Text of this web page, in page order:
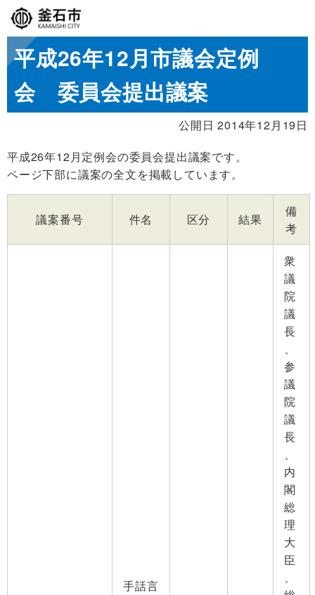
平成26年12月市議会定例
会 委員会提出議案
公開日 2014年12月19日
平成26年12月定例会の委員会提出議案です。
ページ下部に議案の全文を掲載しています。
議案番号 件名 区分 結果
備
考
手話言
衆
議
院
議
長
、
参
議
院
議
長
、
内
閣
総
理
大
臣
、